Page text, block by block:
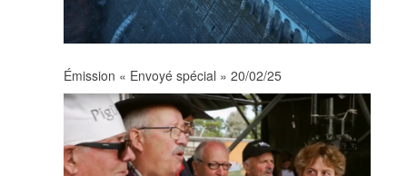
Émission « Envoyé spécial » 20/02/25